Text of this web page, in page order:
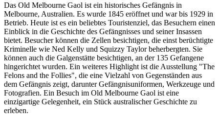
Das Old Melbourne Gaol ist ein historisches Gefängnis in
Melbourne, Australien. Es wurde 1845 eröffnet und war bis 1929 in
Betrieb. Heute ist es ein beliebtes Touristenziel, das Besuchern einen
Einblick in die Geschichte des Gefängnisses und seiner Insassen
bietet. Besucher können die Zellen besichtigen, die einst berüchtigte
Kriminelle wie Ned Kelly und Squizzy Taylor beherbergten. Sie
können auch die Galgenstätte besichtigen, an der 135 Gefangene
hingerichtet wurden. Ein weiteres Highlight ist die Ausstellung "The
Felons and the Follies", die eine Vielzahl von Gegenständen aus
dem Gefängnis zeigt, darunter Gefängnisuniformen, Werkzeuge und
Fotografien. Ein Besuch im Old Melbourne Gaol ist eine
einzigartige Gelegenheit, ein Stück australischer Geschichte zu
erleben.